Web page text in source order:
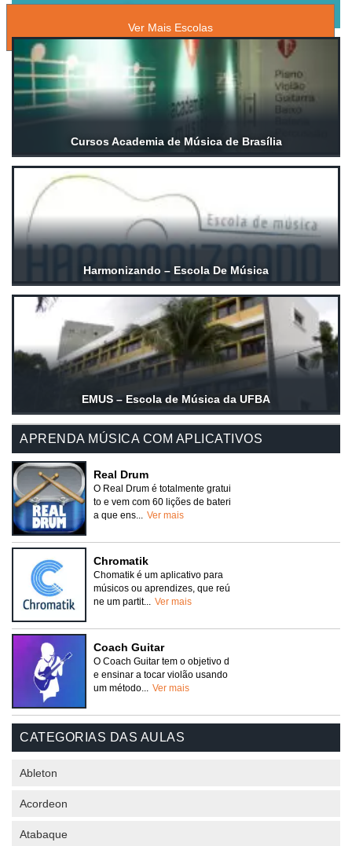
Ver Mais Escolas
Cursos Academia de Música de Brasília
Harmonizando – Escola De Música
EMUS – Escola de Música da UFBA
APRENDA MÚSICA COM APLICATIVOS
Real Drum
O Real Drum é totalmente gratui
to e vem com 60 lições de bateri
a que ens... Ver mais
Chromatik
Chomatik é um aplicativo para
músicos ou aprendizes, que reú
ne um partit... Ver mais
Coach Guitar
O Coach Guitar tem o objetivo d
e ensinar a tocar violão usando
um método... Ver mais
CATEGORIAS DAS AULAS
Ableton
Acordeon
Atabaque